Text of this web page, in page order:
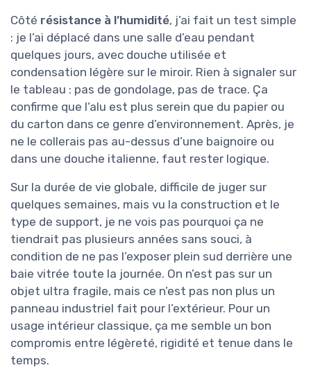
Côté résistance à l’humidité, j’ai fait un test simple
: je l’ai déplacé dans une salle d’eau pendant
quelques jours, avec douche utilisée et
condensation légère sur le miroir. Rien à signaler sur
le tableau : pas de gondolage, pas de trace. Ça
confirme que l’alu est plus serein que du papier ou
du carton dans ce genre d’environnement. Après, je
ne le collerais pas au-dessus d’une baignoire ou
dans une douche italienne, faut rester logique.
Sur la durée de vie globale, difficile de juger sur
quelques semaines, mais vu la construction et le
type de support, je ne vois pas pourquoi ça ne
tiendrait pas plusieurs années sans souci, à
condition de ne pas l’exposer plein sud derrière une
baie vitrée toute la journée. On n’est pas sur un
objet ultra fragile, mais ce n’est pas non plus un
panneau industriel fait pour l’extérieur. Pour un
usage intérieur classique, ça me semble un bon
compromis entre légèreté, rigidité et tenue dans le
temps.